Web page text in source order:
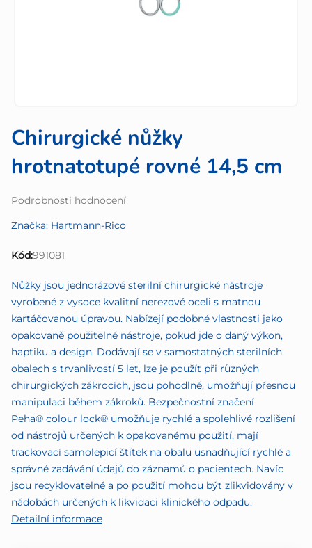
Chirurgické nůžky
hrotnatotupé rovné 14,5 cm
Průměrné
produktu
0,0
hvězdiček.
Podrobnosti hodnocení
Značka: Hartmann-Rico
Kód:991081
Nůžky jsou jednorázové sterilní chirurgické nástroje
vyrobené z vysoce kvalitní nerezové oceli s matnou
kartáčovanou úpravou. Nabízejí podobné vlastnosti jako
opakovaně použitelné nástroje, pokud jde o daný výkon,
haptiku a design. Dodávají se v samostatných sterilních
obalech s trvanlivostí 5 let, lze je použít při různých
chirurgických zákrocích, jsou pohodlné, umožňují přesnou
manipulaci během zákroků. Bezpečnostní značení
Peha® colour lock® umožňuje rychlé a spolehlivé rozlišení
od nástrojů určených k opakovanému použití, mají
trackovací samolepicí štítek na obalu usnadňující rychlé a
správné zadávání údajů do záznamů o pacientech. Navíc
jsou recyklovatelné a po použití mohou být zlikvidovány v
nádobách určených k likvidaci klinického odpadu.
Detailní informace